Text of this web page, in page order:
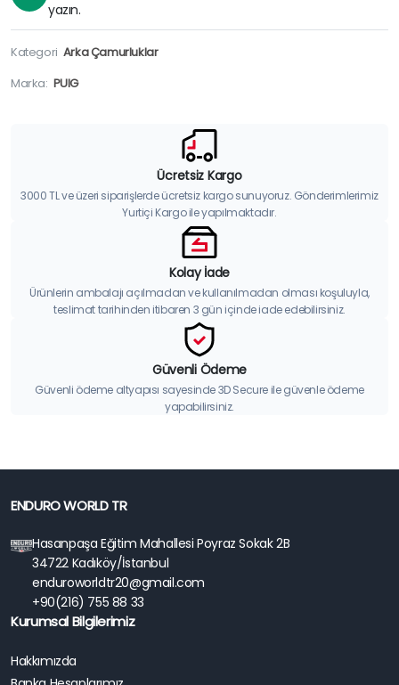
yazın.
Kategori Arka Çamurluklar
Marka: PUIG
Ücretsiz Kargo
3000 TL ve üzeri siparişlerde ücretsiz kargo sunuyoruz. Gönderimlerimiz
Yurtiçi Kargo ile yapılmaktadır.
Kolay İade
Ürünlerin ambalajı açılmadan ve kullanılmadan olması koşuluyla,
teslimat tarihinden itibaren 3 gün içinde iade edebilirsiniz.
Güvenli Ödeme
Güvenli ödeme altyapısı sayesinde 3D Secure ile güvenle ödeme
yapabilirsiniz.
ENDURO WORLD TR
Hasanpaşa Eğitim Mahallesi Poyraz Sokak 2B
34722 Kadıköy/İstanbul
enduroworldtr20@gmail.com
+90(216) 755 88 33
Kurumsal Bilgilerimiz
Hakkımızda